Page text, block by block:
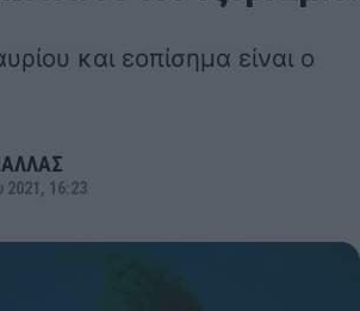
και εοπίσημα είναι ο
2021, 16:23